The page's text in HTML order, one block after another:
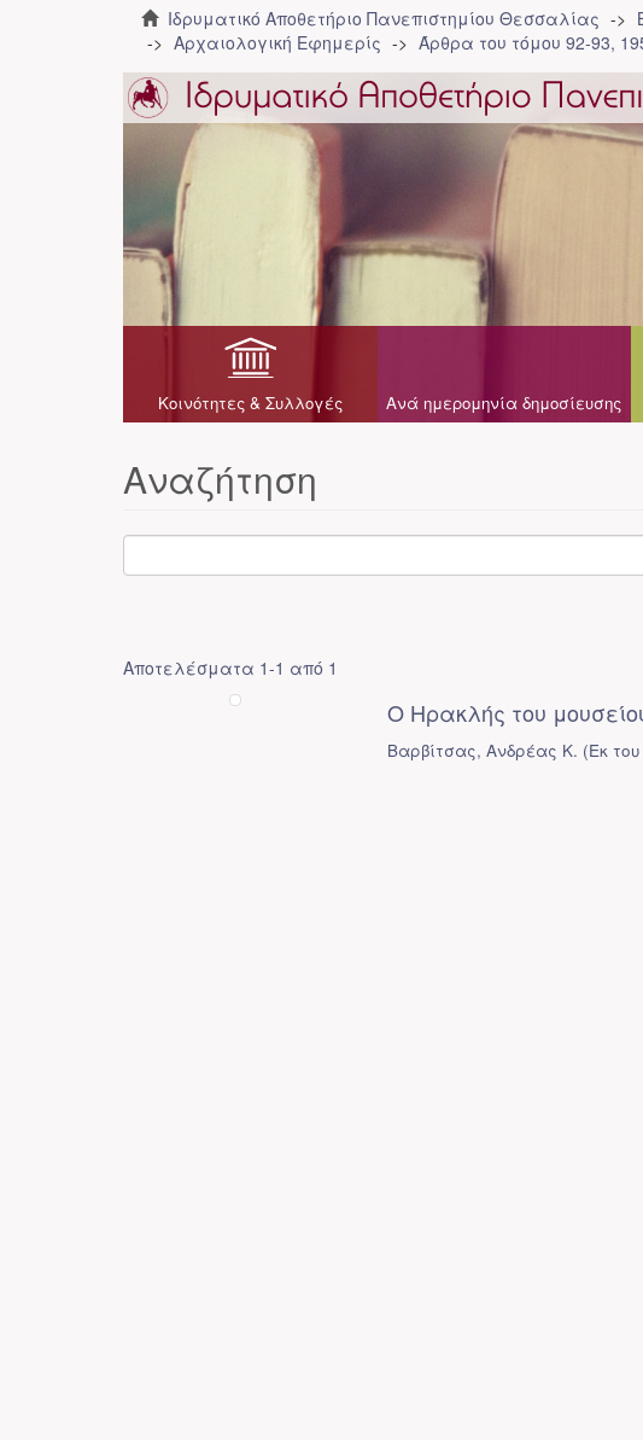
Ιδρυματικό Αποθετήριο Πανεπιστημίου Θεσσαλίας
Αρχαιολογική Εφημερίς
Άρθρα του τόμου 92-93,
Κοινότητες & Συλλογές Ανά ημερομηνία δημοσίευσης
Αναζήτηση
Αποτελέσματα 1-1 από 1
Ο Ηρακλής του
Βαρβίτσας, Ανδρέας Κ. (Εκ